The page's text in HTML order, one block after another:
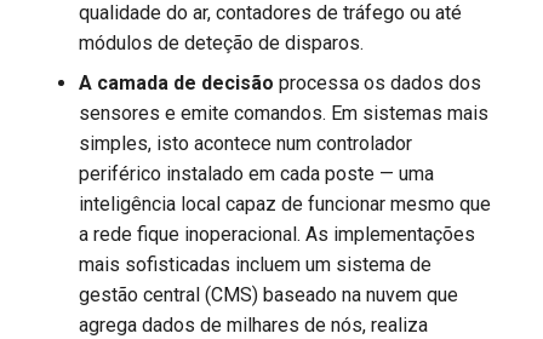
qualidade do ar, contadores de tráfego ou até
módulos de deteção de disparos.
A camada de decisão processa os dados dos
sensores e emite comandos. Em sistemas mais
simples, isto acontece num controlador
periférico instalado em cada poste — uma
inteligência local capaz de funcionar mesmo que
a rede fique inoperacional. As implementações
mais sofisticadas incluem um sistema de
gestão central (CMS) baseado na nuvem que
agrega dados de milhares de nós, realiza